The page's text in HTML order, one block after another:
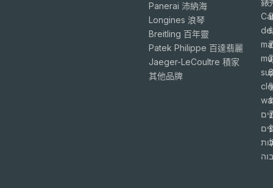
Panerai 沛納海
Longines 浪琴
Breitling 百年靈
Patek Philippe 百達翡麗
Jaeger-LeCoultre 積家
其他品牌
錶
de